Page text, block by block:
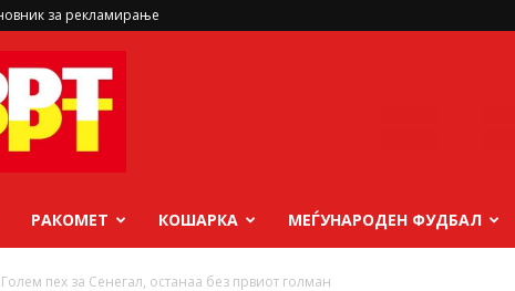
за рекламирање
РАКОМЕТ КОШАРКА МЕЃУНАРОДЕН ФУДБАЛ
Голем пех за Сенегал, останаа без првиот голман